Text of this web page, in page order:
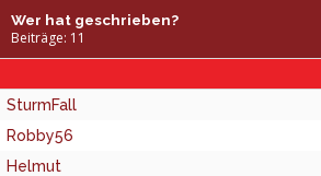
Wer hat geschrieben?
Beiträge: 11
SturmFall
Robby56
Helmut